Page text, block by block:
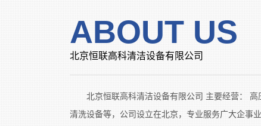
ABOUT US
北京恒联高科清洁设备有限公司
北京恒联高科清洁设备有限公司 主要经营： 高
清洗设备等，公司设立在北京，专业服务广大企事